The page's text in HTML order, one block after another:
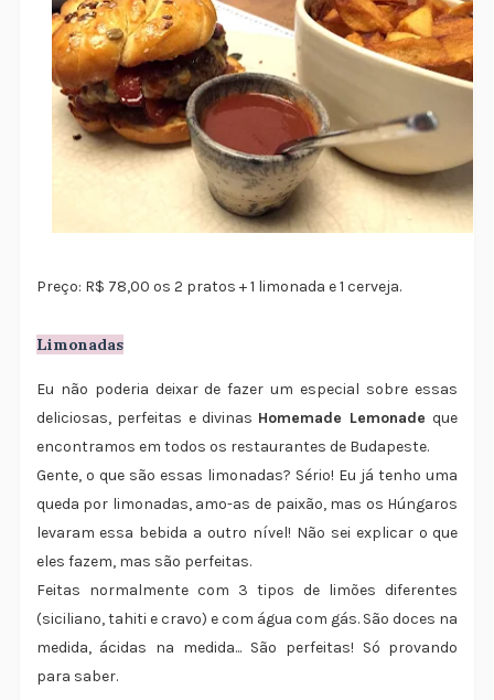
Preço: R$ 78,00 os 2 pratos + 1 limonada e 1 cerveja.
Limonadas
Eu não poderia deixar de fazer um especial sobre essas
deliciosas, perfeitas e divinas Homemade Lemonadeque
encontramos em todos os restaurantes de Budapeste.
Gente, o que são essas limonadas? Sério! Eu já tenho uma
queda por limonadas, amo-as de paixão, mas os Húngaros
levaram essa bebida a outro nível! Não sei explicar o que
eles fazem, mas são perfeitas.
Feitas normalmente com 3 tipos de limões diferentes
(siciliano, tahiti e cravo) e com água com gás. São doces na
medida, ácidas na medida... São perfeitas! Só provando
para saber.